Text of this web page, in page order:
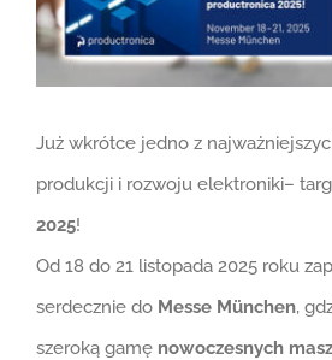
Już wkrótce jedno z
produkcji i rozwoju elektroniki–
2025!
Od 18 do 21 listopada 2025 roku
serdecznie do Messe München,
szeroką gamę nowoczesnych